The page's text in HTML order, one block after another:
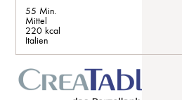
55 Min.
Mittel
220 kcal
Italien